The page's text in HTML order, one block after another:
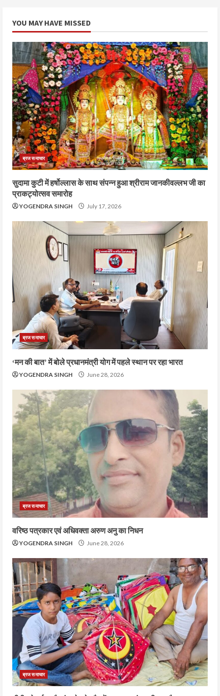
YOU MAY HAVE MISSED
ब्रज समाचार
सुदामा कुटी में हर्षोल्लास के साथ संपन्न हुआ श्रीराम जानकीवल्लभ जी का
प्राकट्योत्सव समारोह
YOGENDRA SINGH July 17, 2026
ब्रज समाचार
‘मन की बात’ में बोले प्रधानमंत्री योग में पहले स्थान पर रहा भारत
YOGENDRA SINGH June 28, 2026
ब्रज समाचार
वरिष्ठ पत्रकार एवं अधिवक्ता अरुण अनु का निधन
YOGENDRA SINGH June 28, 2026
ब्रज समाचार